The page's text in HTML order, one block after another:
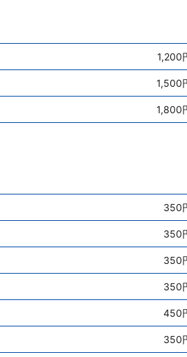
1,200
1,500
1,800
350
350
350
350
450
350